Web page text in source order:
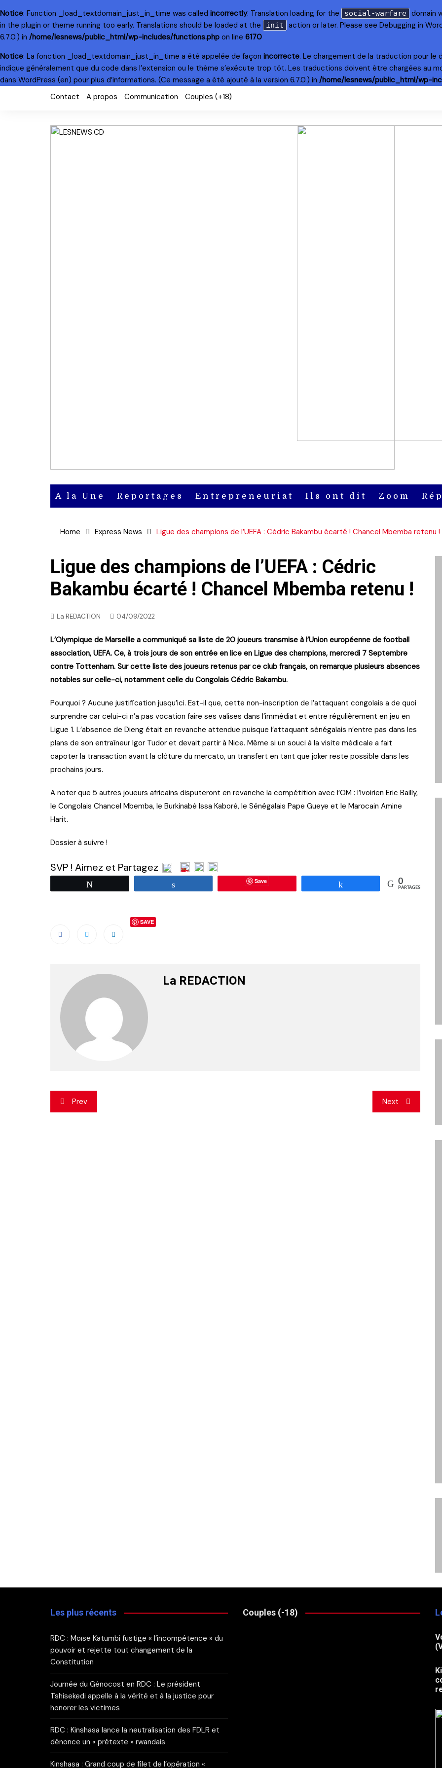
Notice: Function _load_textdomain_just_in_time was called incorrectly. Translation loading for the social-warfare domain
in the plugin or theme running too early. Translations should be loaded at the
init action or later. Please see Debugging in
6.7.0.) in /home/lesnews/public_html/wp-includes/functions.php on line 6170
Notice: La fonction _load_textdomain_just_in_time a été appelée de façon incorrecte. Le chargement de la traduction pour le
indique généralement que du code dans l’extension ou le thème s’exécute trop tôt. Les traductions doivent être chargées au
dans WordPress (en) pour plus d’informations. (Ce message a été ajouté à la version 6.7.0.) in /home/lesnews/public_html/wp-
Contact A propos Communication Couples (+18)
A la Une
vidéo
Actu en
Reportages Entrepreneuriat Ils ont dit Zoom
Home Express News Ligue des champions de l’UEFA : Cédric Bakambu écarté ! Chancel Mbemba retenu !
Ligue des champions de l’UEFA : Cédric
Bakambu écarté ! Chancel Mbemba retenu !
La REDACTION 04/09/2022
L’Olympique de Marseille a communiqué sa liste de 20 joueurs transmise à l’Union européenne de football
association, UEFA. Ce, à trois jours de son entrée en lice en Ligue des champions, mercredi 7 Septembre
contre Tottenham. Sur cette liste des joueurs retenus par ce club français, on remarque plusieurs absences
notables sur celle-ci, notamment celle du Congolais Cédric Bakambu.
Pourquoi ? Aucune justification jusqu’ici. Est-il que, cette non-inscription de l’attaquant congolais a de quoi
surprendre car celui-ci n’a pas vocation faire ses valises dans l’immédiat et entre régulièrement en jeu en
Ligue 1. L’absence de Dieng était en revanche attendue puisque l’attaquant sénégalais n’entre pas dans les
plans de son entraîneur Igor Tudor et devait partir à Nice. Même si un souci à la visite médicale a fait
capoter la transaction avant la clôture du mercato, un transfert en tant que joker reste possible dans les
prochains jours.
A noter que 5 autres joueurs africains disputeront en revanche la compétition avec l’OM : l’Ivoirien Eric Bailly,
le Congolais Chancel Mbemba, le Burkinabè Issa Kaboré, le Sénégalais Pape Gueye et le Marocain Amine
Harit.
Dossier à suivre !
SVP ! Aimez et Partagez
Save 0
PARTAGES
SAVE
La REDACTION
Navigation
de
Prev Next
Les plus récents
RDC : Moïse Katumbi fustige « l’incompétence » du
pouvoir et rejette tout changement de la
Constitution
Journée du Génocost en RDC : Le président
Tshisekedi appelle à la vérité et à la justice pour
honorer les victimes
RDC : Kinshasa lance la neutralisation des FDLR et
dénonce un « prétexte » rwandais
Kinshasa : Grand coup de filet de l’opération «
Couples (-18)